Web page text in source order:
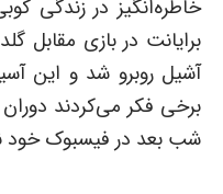
برایانت در بازی مقابل
آشیل روبرو شد و این
برخی فکر می‌کردند
شب بعد در فیسبوک